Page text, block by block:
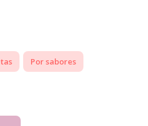
Por sabores